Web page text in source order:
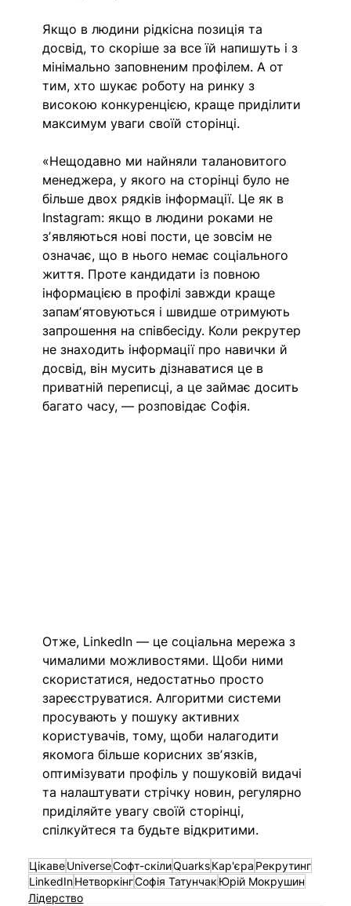
Якщо в людини рідкісна позиція та
досвід, то скоріше за все їй напишуть і з
мінімально заповненим профілем. А от
тим, хто шукає роботу на ринку з
високою конкуренцією, краще приділити
максимум уваги своїй сторінці.
«Нещодавно ми найняли талановитого
менеджера, у якого на сторінці було не
більше двох рядків інформації. Це як в
Instagram: якщо в людини роками не
зʼявляються нові пости, це зовсім не
означає, що в нього немає соціального
життя. Проте кандидати із повною
інформацією в профілі завжди краще
запамʼятовуються і швидше отримують
запрошення на співбесіду. Коли рекрутер
не знаходить інформації про навички й
досвід, він мусить дізнаватися це в
приватній переписці, а це займає досить
багато часу, — розповідає Софія.
Отже, LinkedIn — це соціальна мережа з
чималими можливостями. Щоби ними
скористатися, недостатньо просто
зареєструватися. Алгоритми системи
просувають у пошуку активних
користувачів, тому, щоби налагодити
якомога більше корисних звʼязків,
оптимізувати профіль у пошуковій видачі
та налаштувати стрічку новин, регулярно
приділяйте увагу своїй сторінці,
спілкуйтеся та будьте відкритими.
ЦікавеUniverseСофт-скілиQuarksКар'єра Рекрутинг
LinkedInНетворкінгСофія Татунчак Юрій Мокрушин
Лідерство